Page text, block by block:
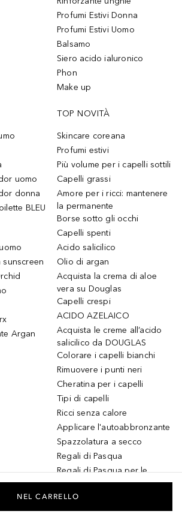
Profumi Estivi Donna
Profumi Estivi Uomo
Balsamo
Siero acido ialuronico
Phon
Make up
uomo
donna
BLEU
Argan
TOP NOVITÀ
Skincare coreana
Profumi estivi
Più volume per i capelli sottili
Capelli grassi
Amore per i ricci: mantenere
la permanente
Borse sotto gli occhi
Capelli spenti
Acido salicilico
Olio di argan
Acquista la crema di aloe
vera su Douglas
Capelli crespi
ACIDO AZELAICO
Acquista le creme all’acido
salicilico da DOUGLAS
Colorare i capelli bianchi
Rimuovere i punti neri
Cheratina per i capelli
Tipi di capelli
Ricci senza calore
Applicare l'autoabbronzante
Spazzolatura a secco
Regali di Pasqua
Regali di Pasqua per le
donne
Regali di Pasqua per gli
NEL CARRELLO